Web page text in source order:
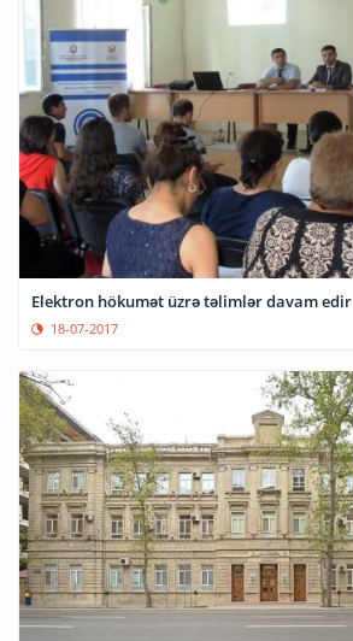
Elektron hökumət üzrə təlimlər davam edir
18-07-2017